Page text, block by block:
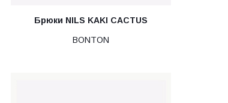
Брюки NILS KAKI CACTUS
BONTON